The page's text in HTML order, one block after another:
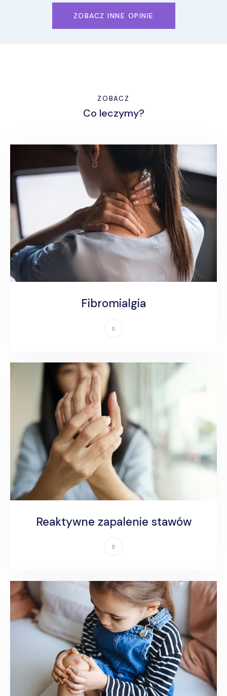
ZOBACZ INNE OPINIE
ZOBACZ
Co leczymy?
Fibromialgia
Reaktywne zapalenie stawów